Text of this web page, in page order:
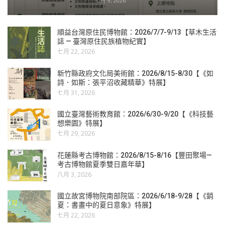
順益台灣原住民博物館：2026/7/7-9/13【草木生活
誌 — 臺灣原住民族植物紀實】
七月 22, 2026
新竹縣政府文化局美術館：2026/8/15-8/30【《如
詩．如斯：張平沼收藏精華》特展】
七月 31, 2026
國立臺灣藝術教育館：2026/6/30-9/20【《科技藝
想樂園》特展】
七月 29, 2026
花蓮縣考古博物館：2026/8/15-8/16【豐田聚場—
考古博物館夏季雙日嘉年華】
八月 3, 2026
國立故宮博物院南部院區：2026/6/18-9/28【《銷
夏：書畫中的夏日意象》特展】
七月 22, 2026